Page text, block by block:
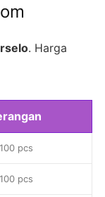
. Harga
pcs
pcs